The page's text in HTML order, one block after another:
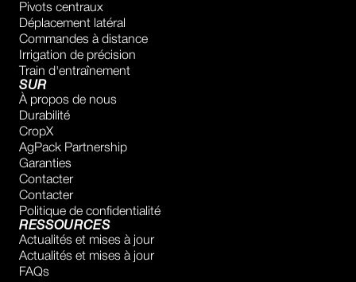
Pivots centraux
Déplacement latéral
Commandes à distance
Irrigation de précision
Train d'entraînement
SUR
À propos de nous
Durabilité
CropX
AgPack Partnership
Garanties
Contacter
Contacter
Politique de confidentialité
RESSOURCES
Actualités et mises à jour
Actualités et mises à jour
FAQs